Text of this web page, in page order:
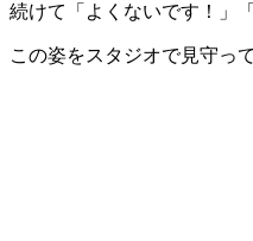
続けて「よくないです！」
この姿をスタジオで見守っ